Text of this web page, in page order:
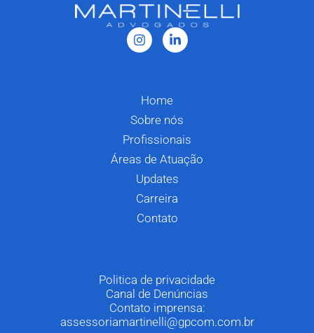
Home
Sobre nós
Profissionais
Áreas de Atuação
Updates
Carreira
Contato
Politica de privacidade
Canal de Denúncias
Contato imprensa:
assessoriamartinelli@gpcom.com.br